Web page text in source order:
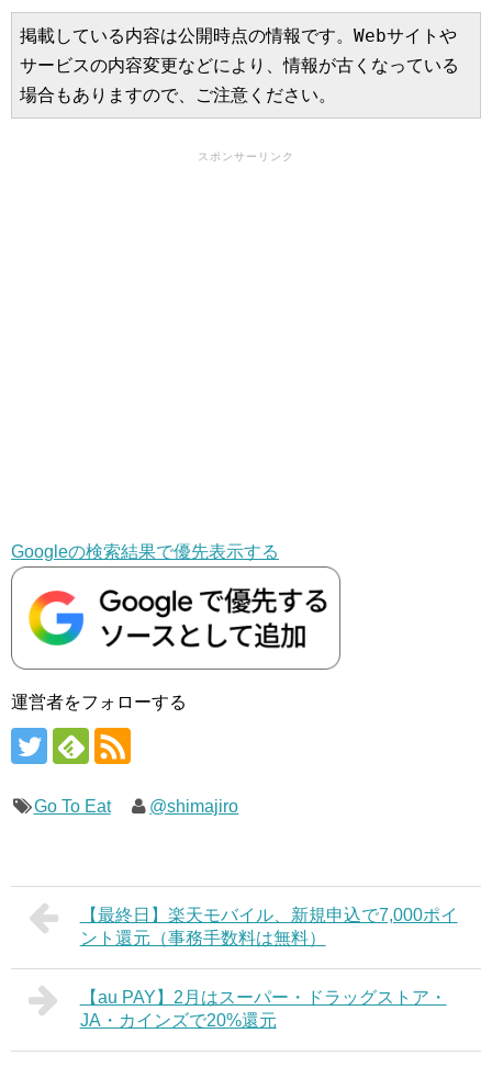
掲載している内容は公開時点の情報です。Webサイトや
サービスの内容変更などにより、情報が古くなっている
場合もありますので、ご注意ください。
スポンサーリンク
Googleの検索結果で優先表示する
運営者をフォローする
Go To Eat @shimajiro
【最終日】楽天モバイル、新規申込で7,000ポイ
ント還元（事務手数料は無料）
【au PAY】2月はスーパー・ドラッグストア・
JA・カインズで20%還元